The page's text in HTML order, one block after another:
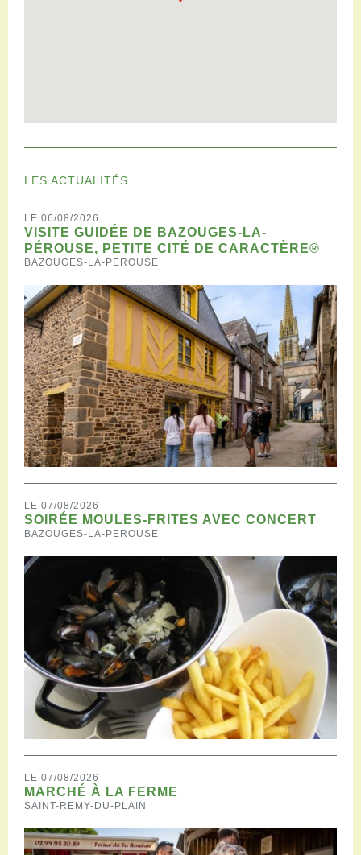
LES ACTUALITÉS
LE 06/08/2026
VISITE GUIDÉE DE BAZOUGES-LA-
PÉROUSE, PETITE CITÉ DE CARACTÈRE®
BAZOUGES-LA-PEROUSE
LE 07/08/2026
SOIRÉE MOULES-FRITES AVEC CONCERT
BAZOUGES-LA-PEROUSE
LE 07/08/2026
MARCHÉ À LA FERME
SAINT-REMY-DU-PLAIN